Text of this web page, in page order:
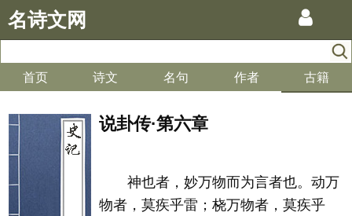
名诗文网
首页 诗文 名句 作者 古籍
说卦传·第六章
神也者，妙万物而为言者也。动万
物者，莫疾乎雷；桡万物者，莫疾乎